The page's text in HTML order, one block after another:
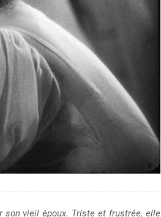
son vieil époux. Triste et frustrée, elle